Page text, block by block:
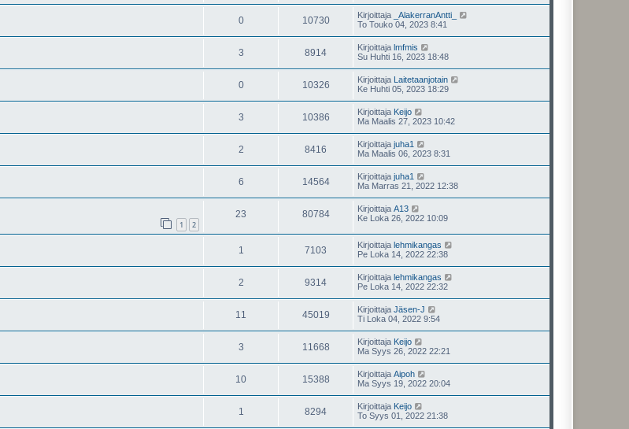
0 10730 Kirjoittaja
_AlakerranAntti_
To Touko 04, 2023 8:41
3 8914 Kirjoittaja lmfmis
Su Huhti 16, 2023 18:48
0 10326 Kirjoittaja Laitetaanjotain
Ke Huhti 05, 2023 18:29
3 10386 Kirjoittaja Keijo
Ma Maalis 27, 2023 10:42
2 8416 Kirjoittaja juha1
Ma Maalis 06, 2023 8:31
6 14564 Kirjoittaja juha1
Ma Marras 21, 2022 12:38
1 2
23 80784 Kirjoittaja A13
Ke Loka 26, 2022 10:09
1 7103 Kirjoittaja lehmikangas
Pe Loka 14, 2022 22:38
2 9314 Kirjoittaja lehmikangas
Pe Loka 14, 2022 22:32
11 45019 Kirjoittaja Jäsen-J
Ti Loka 04, 2022 9:54
3 11668 Kirjoittaja Keijo
Ma Syys 26, 2022 22:21
10 15388 Kirjoittaja Aipoh
Ma Syys 19, 2022 20:04
1 8294 Kirjoittaja Keijo
To Syys 01, 2022 21:38